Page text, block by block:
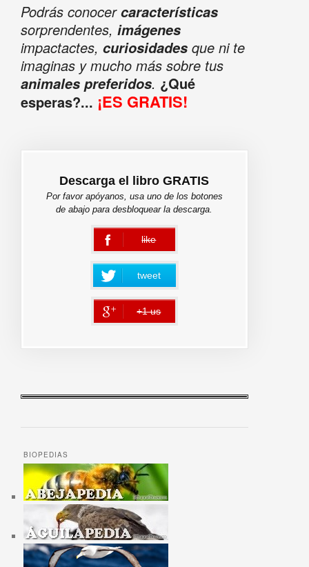
Podrás conocercaracterísticas
sorprendentes, imágenes
impactactes, curiosidadesque ni te
imaginas y mucho más sobre tus
animales preferidos. ¿Qué
esperas?... ¡ES GRATIS!
Descarga el libro GRATIS
Por favor apóyanos, usa uno de los botones
de abajo para desbloquear la descarga.
like
error
tweet
+1 us
error
BIOPEDIAS